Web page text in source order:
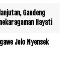
Gandeng
Hayati
Jelo Nyensek